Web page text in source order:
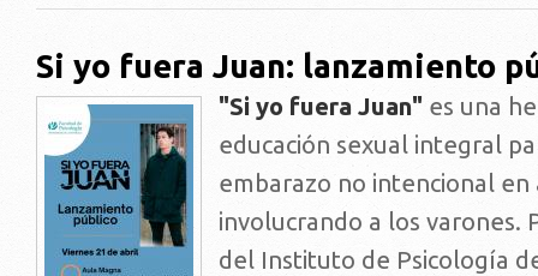
Si yo fuera Juan: lanzamiento
"Si yo fuera Juan" es una
educación sexual integral
embarazo no intencional en
involucrando a los varones.
del Instituto de Psicología